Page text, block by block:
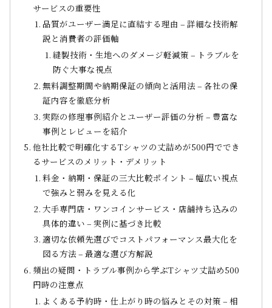
サービスの重要性
品質がユーザー満足に直結する理由 – 詳細な技術解
説と消費者の評価軸
縫製技術・生地へのダメージ軽減策 – トラブルを
防ぐ大事な視点
無料調整期間や納期保証の傾向と活用法 – 各社の保
証内容を徹底分析
実際の修理事例紹介とユーザー評価の分析 – 豊富な
事例とレビューを紹介
他社比較で明確化するTシャツの丈詰めが500円ででき
るサービスのメリット・デメリット
料金・納期・保証の三大比較ポイント – 幅広い視点
で強みと弱みを見える化
大手専門店・ワンコインサービス・店舗持ち込みの
具体的違い – 実例に基づき比較
適切な依頼先選びでコストパフォーマンス最大化を
図る方法 – 最適な選び方解説
頻出の疑問・トラブル事例から学ぶTシャツ丈詰め500
円時の注意点
よくある予約時・仕上がり時の悩みとその対策 – 相